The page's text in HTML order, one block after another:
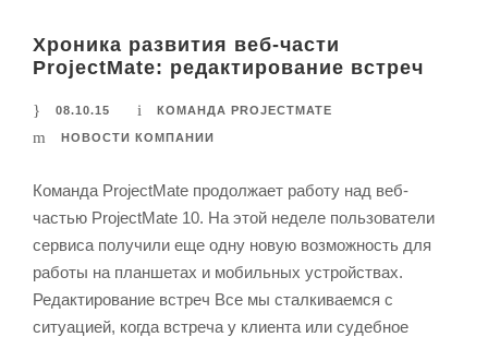
Хроника развития веб-части
ProjectMate: редактирование встреч
08.10.15 КОМАНДА PROJECTMATE
НОВОСТИ КОМПАНИИ
Команда ProjectMate продолжает работу над веб-
частью ProjectMate 10. На этой неделе пользователи
сервиса получили еще одну новую возможность для
работы на планшетах и мобильных устройствах.
Редактирование встреч Все мы сталкиваемся с
ситуацией, когда встреча у клиента или судебное